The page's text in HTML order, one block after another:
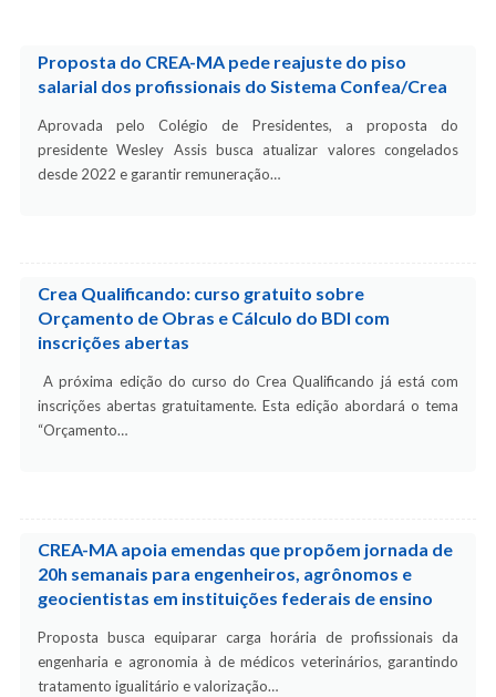
Proposta do CREA-MA pede reajuste do piso
salarial dos profissionais do Sistema Confea/Crea
Aprovada pelo Colégio de Presidentes, a proposta do
presidente Wesley Assis busca atualizar valores congelados
desde 2022 e garantir remuneração…
Crea Qualificando: curso gratuito sobre
Orçamento de Obras e Cálculo do BDI com
inscrições abertas
A próxima edição do curso do Crea Qualificando já está com
inscrições abertas gratuitamente. Esta edição abordará o tema
“Orçamento…
CREA-MA apoia emendas que propõem jornada de
20h semanais para engenheiros, agrônomos e
geocientistas em instituições federais de ensino
Proposta busca equiparar carga horária de profissionais da
engenharia e agronomia à de médicos veterinários, garantindo
tratamento igualitário e valorização…